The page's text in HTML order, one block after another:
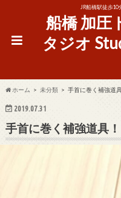
JR船橋駅徒歩
船橋 加圧
タジオ
ホーム 未分類 手首に巻く補強道
2019.07.31
手首に巻く補強道具！